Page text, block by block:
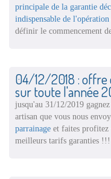
principale de la garantie
indispensable de
définir le commencement
04/12/2018 : offre
sur toute l'année
jusqu'au 31/12/2019
artisan que vous nous
parrainage et faites profitez
meilleurs tarifs garanties